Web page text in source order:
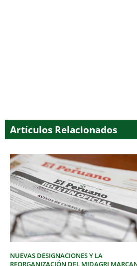
Artículos Relacionados
NUEVAS DESIGNACIONES Y LA
REORGANIZACIÓN DEL MIDAGRI